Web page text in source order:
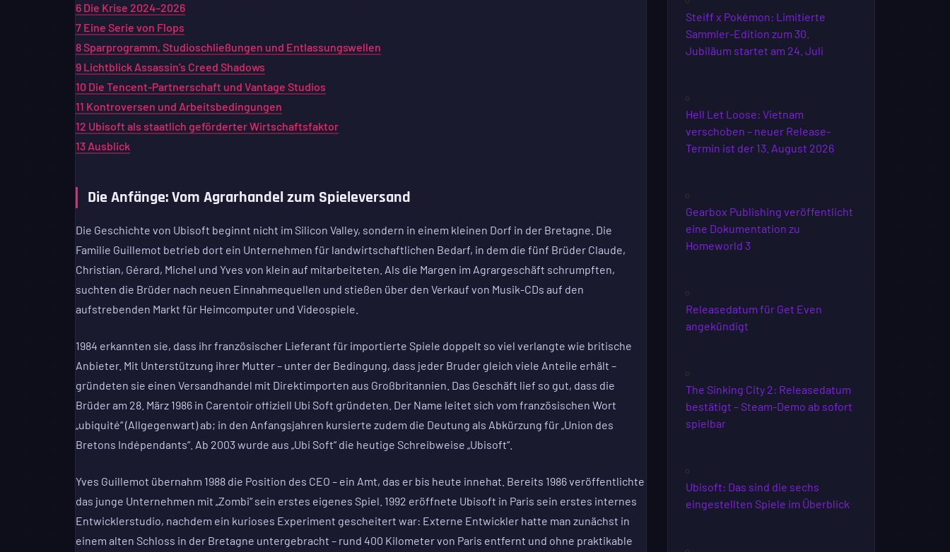
6 Die Krise 2024–2026
7 Eine Serie von Flops
8Sparprogramm, Studioschließungen und Entlassungswellen
9 Lichtblick Assassin’s Creed Shadows
10 Die Tencent-Partnerschaft und Vantage Studios
11 Kontroversen und Arbeitsbedingungen
12 Ubisoft als staatlich geförderter Wirtschaftsfaktor
13 Ausblick
Die Anfänge: Vom Agrarhandel zum Spieleversand
Die Geschichte von Ubisoft beginnt nicht im Silicon Valley, sondern in einem kleinen Dorf in der Bretagne. Die
Familie Guillemot betrieb dort ein Unternehmen für landwirtschaftlichen Bedarf, in dem die fünf Brüder Claude,
Christian, Gérard, Michel und Yves von klein auf mitarbeiteten. Als die Margen im Agrargeschäft schrumpften,
suchten die Brüder nach neuen Einnahmequellen und stießen über den Verkauf von Musik-CDs auf den
aufstrebenden Markt für Heimcomputer und Videospiele.
1984 erkannten sie, dass ihr französischer Lieferant für importierte Spiele doppelt so viel verlangte wie britische
Anbieter. Mit Unterstützung ihrer Mutter – unter der Bedingung, dass jeder Bruder gleich viele Anteile erhält –
gründeten sie einen Versandhandel mit Direktimporten aus Großbritannien. Das Geschäft lief so gut, dass die
Brüder am 28. März 1986 in Carentoir offiziell Ubi Soft gründeten. Der Name leitet sich vom französischen Wort
„ubiquité“ (Allgegenwart) ab; in den Anfangsjahren kursierte zudem die Deutung als Abkürzung für „Union des
Bretons Indépendants“. Ab 2003 wurde aus „Ubi Soft“ die heutige Schreibweise „Ubisoft“.
Yves Guillemot übernahm 1988 die Position des CEO – ein Amt, das er bis heute innehat. Bereits 1986 veröffentlichte
das junge Unternehmen mit „Zombi“ sein erstes eigenes Spiel. 1992 eröffnete Ubisoft in Paris sein erstes internes
Entwicklerstudio, nachdem ein kurioses Experiment gescheitert war: Externe Entwickler hatte man zunächst in
einem alten Schloss in der Bretagne untergebracht – rund 400 Kilometer von Paris entfernt und ohne praktikable
Steiff x Pokémon: Limitierte
Sammler-Edition zum 30.
Jubiläum startet am 24. Juli
Hell Let Loose: Vietnam
verschoben – neuer Release-
Termin ist der 13. August 2026
Gearbox Publishing veröffentlicht
eine Dokumentation zu
Homeworld 3
Releasedatum für Get Even
angekündigt
The Sinking City 2: Releasedatum
bestätigt – Steam-Demo ab sofort
spielbar
Ubisoft: Das sind die sechs
eingestellten Spiele im Überblick